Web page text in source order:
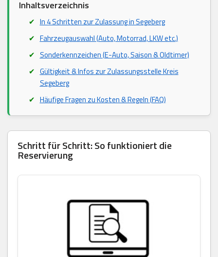
Inhaltsverzeichnis
In 4 Schritten zur Zulassung in Segeberg
Fahrzeugauswahl (Auto, Motorrad, LKW etc.)
Sonderkennzeichen (E-Auto, Saison & Oldtimer)
Gültigkeit & Infos zur Zulassungsstelle Kreis
Segeberg
Häufige Fragen zu Kosten & Regeln (FAQ)
Schritt für Schritt: So funktioniert die
Reservierung